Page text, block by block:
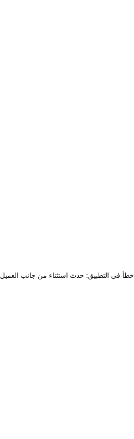
خطأ في التطبيق: حدث استثناء من جانب العميل